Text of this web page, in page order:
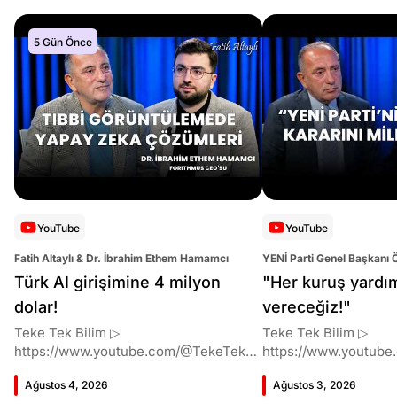
5 Gün Önce
YouTube
Fatih Altaylı & Dr. İbrahim Ethem Hamamcı
Türk AI girişimine 4 milyon
dolar!
Teke Tek Bilim ▷
https://www.youtube.com/@TekeTekBil
Hamamcı kimdir ve akademik
Ağustos 4, 2026
YouTube
YENİ Parti Genel Başkanı
Altaylı
"Her kuruş
vereceğiz!"
Teke Tek Bilim ▷
https://
Butlan kararı kimin
Ağustos 3, 2026